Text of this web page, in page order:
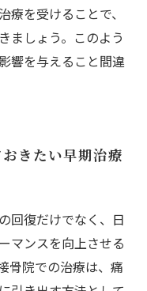
療を受けることで、
ましょう。このよう
響を与えること間違
きたい早期治療
回復だけでなく、日
マンスを向上させる
骨院での治療は、痛